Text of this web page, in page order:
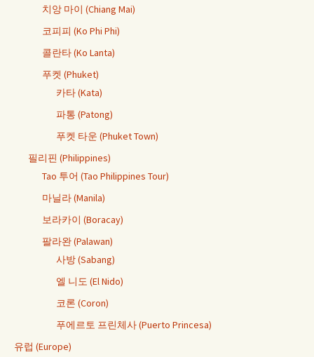
치앙 마이 (Chiang Mai)
코피피 (Ko Phi Phi)
콜란타 (Ko Lanta)
푸켓 (Phuket)
카타 (Kata)
파통 (Patong)
푸켓 타운 (Phuket Town)
필리핀 (Philippines)
Tao 투어 (Tao Philippines Tour)
마닐라 (Manila)
보라카이 (Boracay)
팔라완 (Palawan)
사방 (Sabang)
엘 니도 (El Nido)
코론 (Coron)
푸에르토 프린체사 (Puerto Princesa)
유럽 (Europe)